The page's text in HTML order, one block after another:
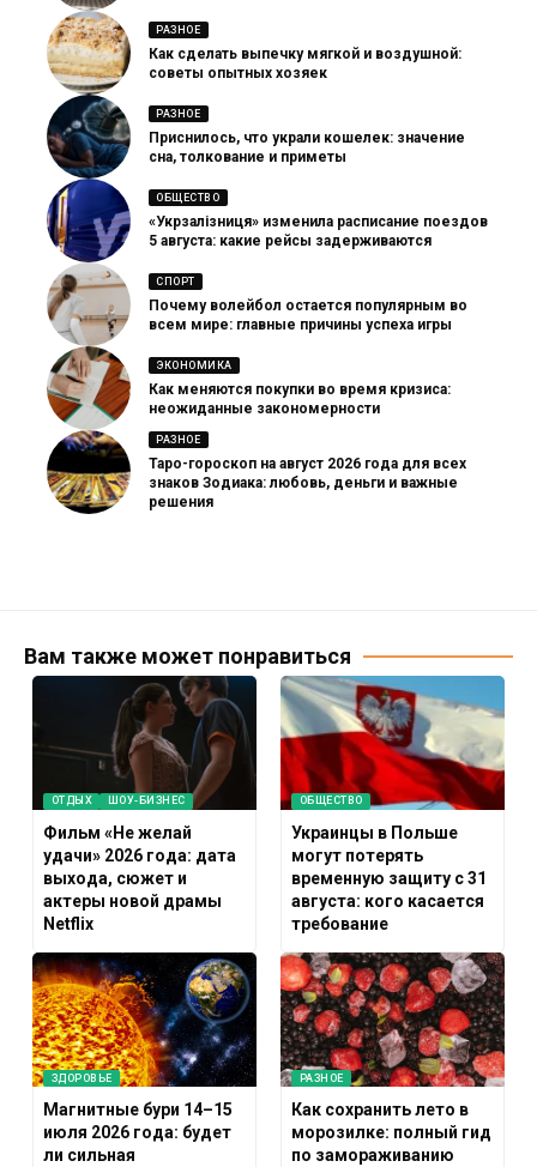
РАЗНОЕ
Как сделать выпечку мягкой и воздушной:
советы опытных хозяек
РАЗНОЕ
Приснилось, что украли кошелек: значение
сна, толкование и приметы
ОБЩЕСТВО
«Укрзалізниця» изменила расписание поездов
5 августа: какие рейсы задерживаются
СПОРТ
Почему волейбол остается популярным во
всем мире: главные причины успеха игры
ЭКОНОМИКА
Как меняются покупки во время кризиса:
неожиданные закономерности
РАЗНОЕ
Таро-гороскоп на август 2026 года для всех
знаков Зодиака: любовь, деньги и важные
решения
Вам также может понравиться
ОТДЫХ ШОУ-БИЗНЕС
Фильм «Не желай
удачи» 2026 года: дата
выхода, сюжет и
актеры новой драмы
Netflix
ОБЩЕСТВО
Украинцы в Польше
могут потерять
временную защиту с 31
августа: кого касается
требование
ЗДОРОВЬЕ
Магнитные бури 14–15
июля 2026 года: будет
ли сильная
РАЗНОЕ
Как сохранить лето в
морозилке: полный гид
по замораживанию